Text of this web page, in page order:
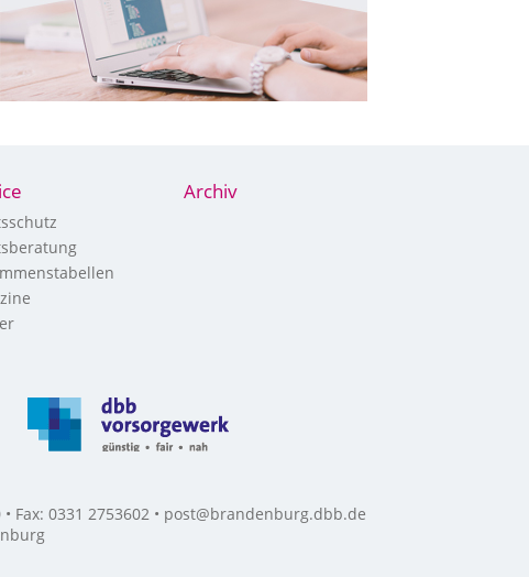
Archiv
Fax: 0331 2753602 • post@brandenburg.dbb.de